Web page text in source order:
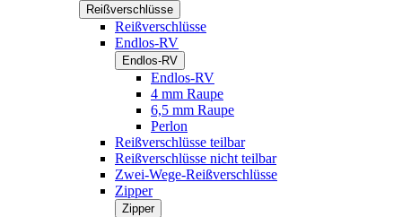
Reißverschlüsse
Reißverschlüsse
Endlos-RV
Endlos-RV
Endlos-RV
4 mm Raupe
6,5 mm Raupe
Perlon
Reißverschlüsse teilbar
Reißverschlüsse nicht teilbar
Zwei-Wege-Reißverschlüsse
Zipper
Zipper